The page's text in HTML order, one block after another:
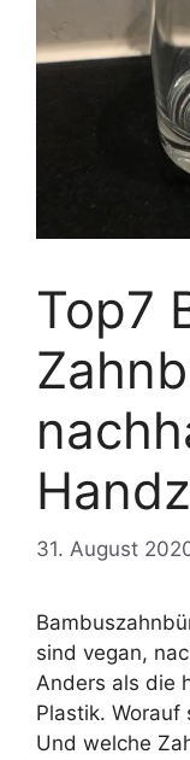
Top7
31. August
sind vegan,
Anders als die
Plastik.
Und welche